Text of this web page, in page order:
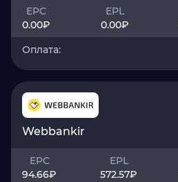
EPC
0.00₽
EPL
0.00₽
Оплата:
Webbankir
EPC
94.66₽
EPL
572.57₽